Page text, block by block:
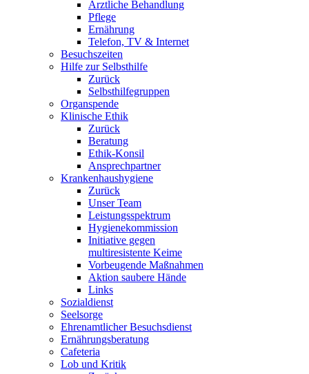
Ärztliche Behandlung
Pflege
Ernährung
Telefon, TV & Internet
Besuchszeiten
Hilfe zur Selbsthilfe
Zurück
Selbsthilfegruppen
Organspende
Klinische Ethik
Zurück
Beratung
Ethik-Konsil
Ansprechpartner
Krankenhaushygiene
Zurück
Unser Team
Leistungsspektrum
Hygienekommission
Initiative gegen
multiresistente Keime
Vorbeugende Maßnahmen
Aktion saubere Hände
Links
Sozialdienst
Seelsorge
Ehrenamtlicher Besuchsdienst
Ernährungsberatung
Cafeteria
Lob und Kritik